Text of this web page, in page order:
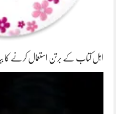
اہل کتاب کے برتن استعمال کرنے کا